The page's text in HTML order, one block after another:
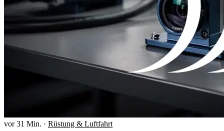
vor 31 Min. · Rüstung & Luftfahrt